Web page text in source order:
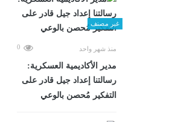
غير مصنف
منذ شهر واحد 0
مدير الأكاديمية العسكرية:
رسالتنا إعداد جيل قادر على
التفكير مُحصن بالوعي